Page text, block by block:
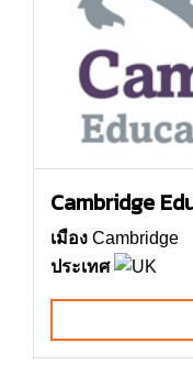
Cambridge
เมือง Cambridge
ประเทศ